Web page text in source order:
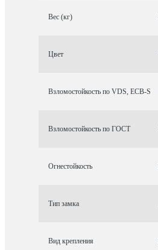
Вес (кг)
Цвет
Взломостойкость по VDS, ECB-S
Взломостойкость по ГОСТ
Огнестойкость
Тип замка
Вид крепления